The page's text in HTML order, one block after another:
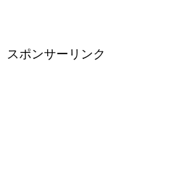
スポンサーリンク